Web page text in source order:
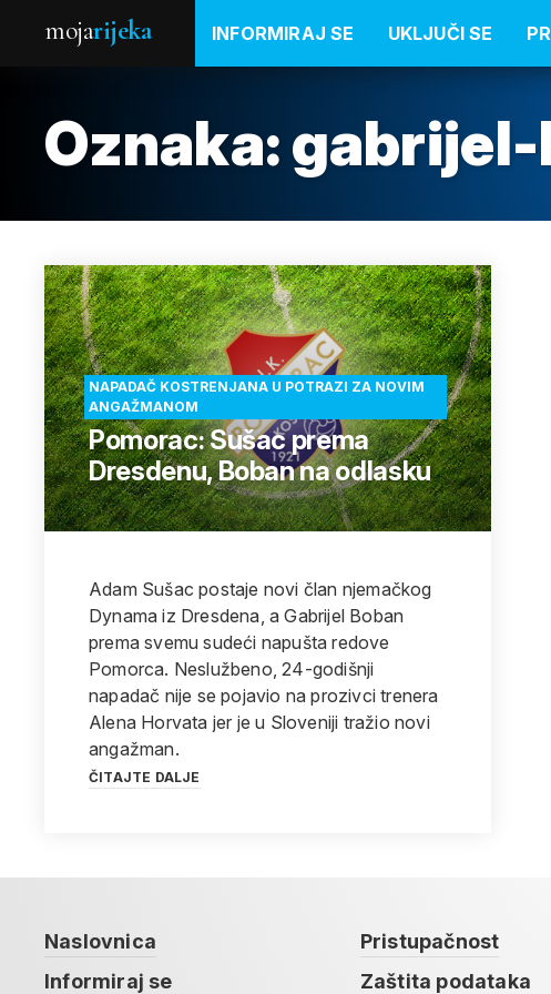
mojarijeka INFORMIRAJ SE UKLJUČI SE
Oznaka:gabrijel-
NAPADAČ KOSTRENJANA U POTRAZI ZA NOVIM
ANGAŽMANOM
Pomorac: Sušac prema
Dresdenu, Boban na odlasku
Adam Sušac postaje novi član njemačkog
Dynama iz Dresdena, a Gabrijel Boban
prema svemu sudeći napušta redove
Pomorca. Neslužbeno, 24-godišnji
napadač nije se pojavio na prozivci trenera
Alena Horvata jer je u Sloveniji tražio novi
angažman.
ČITAJTE DALJE
Naslovnica
Informiraj se
Pristupačnost
Zaštita podataka